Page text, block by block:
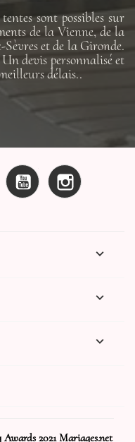
sont possibles sur
de la Vienne, de la
et de la Gironde.
devis personnalisé et
délais..
Rss YouTube


